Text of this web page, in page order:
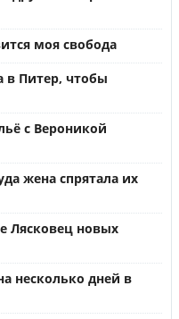
моя свобода
в Питер, чтобы
с Вероникой
жена спрятала их
Лясковец новых
несколько дней в